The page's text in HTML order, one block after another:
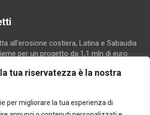
tua riservatezza è la nostra
per migliorare la tua esperienza di
all'erosione costiera, Latina e Sabaudia
per un progetto da 1,1 mln di euro
e acqua giallastra lungo le coste del
Arpa esclude contaminazioni batteriche
Fdi di Minturno